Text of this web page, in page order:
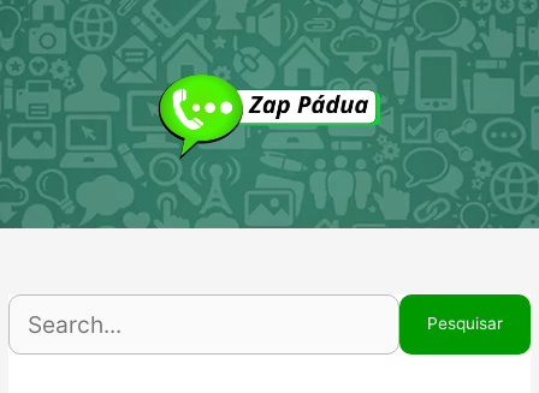
Ir
para
o
conteúdo